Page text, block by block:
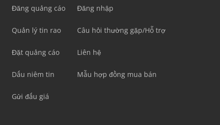
Đăng quảng cáo
Quản lý tin rao
Đặt quảng cáo
Dấu niêm tin
Gửi đấu giá
Đăng nhập
Câu hỏi thường gặp/Hỗ trợ
Liên hệ
Mẫu hợp đồng mua bán